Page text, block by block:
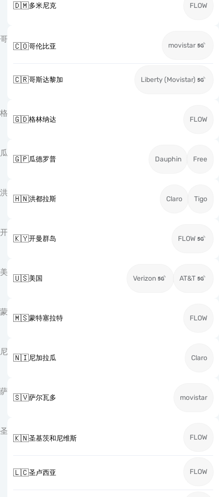
🇩🇲多米尼克 FLOW
哥
🇨🇴哥伦比亚 movistar
🇨🇷哥斯达黎加 Liberty (Movistar)
格
🇬🇩格林纳达 FLOW
瓜
🇬🇵瓜德罗普 Dauphin Free
洪
🇭🇳洪都拉斯 Claro Tigo
开
🇰🇾开曼群岛 FLOW
美
🇺🇸美国 Verizon AT&T
蒙
🇲🇸蒙特塞拉特 FLOW
尼
🇳🇮尼加拉瓜 Claro
萨
🇸🇻萨尔瓦多 movistar
圣
🇰🇳圣基茨和尼维斯 FLOW
🇱🇨圣卢西亚 FLOW